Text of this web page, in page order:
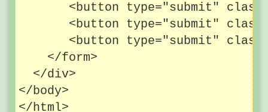
<button type="submit"
<button type="submit"
<button type="submit"
    </form>
  </div>
</body>